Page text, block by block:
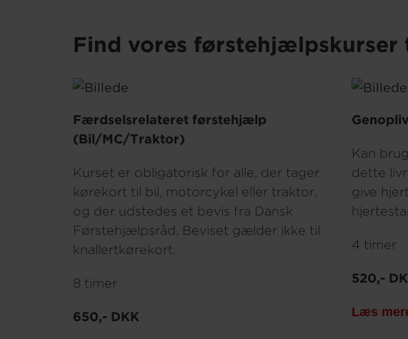
Find vores
Færdselsrelateret førstehjælp
(Bil/MC/Traktor)
Kurset er obligatorisk for alle, der tager
kørekort til bil, motorcykel eller traktor,
og der udstedes et bevis fra Dansk
Førstehjælpsråd. Beviset gælder ikke til
knallertkørekort.
8 timer
650,- DKK
Kan
dette
give
4 timer
520,-
Læs